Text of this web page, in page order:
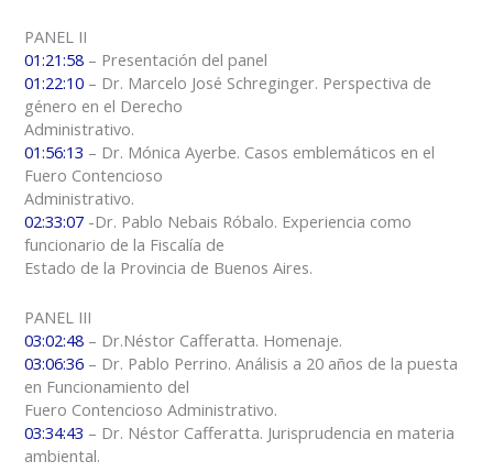
PANEL II
01:21:58 – Presentación del panel
01:22:10 – Dr. Marcelo José Schreginger. Perspectiva de
género en el Derecho
Administrativo.
01:56:13 – Dr. Mónica Ayerbe. Casos emblemáticos en el
Fuero Contencioso
Administrativo.
02:33:07 -Dr. Pablo Nebais Róbalo. Experiencia como
funcionario de la Fiscalía de
Estado de la Provincia de Buenos Aires.
PANEL III
03:02:48 – Dr.Néstor Cafferatta. Homenaje.
03:06:36 – Dr. Pablo Perrino. Análisis a 20 años de la puesta
en Funcionamiento del
Fuero Contencioso Administrativo.
03:34:43 – Dr. Néstor Cafferatta. Jurisprudencia en materia
ambiental.